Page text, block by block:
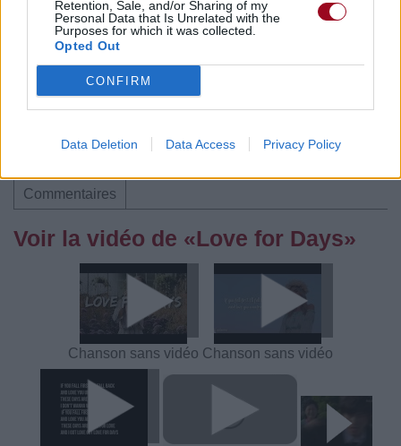
Retention, Sale, and/or Sharing of my
Personal Data that Is Unrelated with the
Purposes for which it was collected.
Opted Out
CONFIRM
Data Deletion Data Access Privacy Policy
Télécharger légalement les MP3 sur
Télécharger légalement les MP3 ou trouver le CD sur
Trouver des vinyles et des CD sur
Trouver un instrument de musique ou une partition au
Commentaires
Voir la vidéo de «Love for Days»
Chanson sans vidéo Chanson sans vidéo